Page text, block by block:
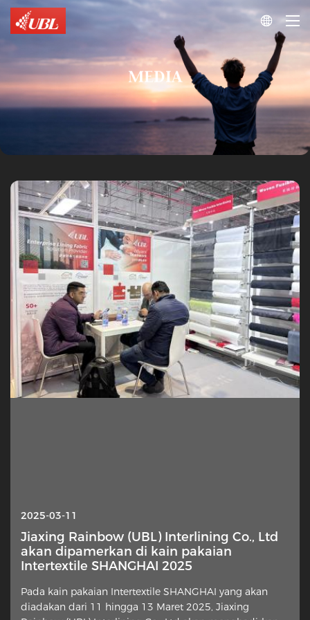

MEDIA
2025-10-13
Interlining — Mengapa lapisan
tersembunyi ini tiba-tiba menjadi sorotan?
perhatian baru dari desainer, penjahit rumah, dan
komentator industri. Lapisan kain ekstra ditempatkan di
2025-03-11
Jiaxing Rainbow (UBL) Interlining Co., Ltd
akan dipamerkan di kain pakaian
Intertextile SHANGHAI 2025
Pada kain pakaian Intertextile SHANGHAI yang akan
diadakan dari 11 hingga 13 Maret 2025, Jiaxing